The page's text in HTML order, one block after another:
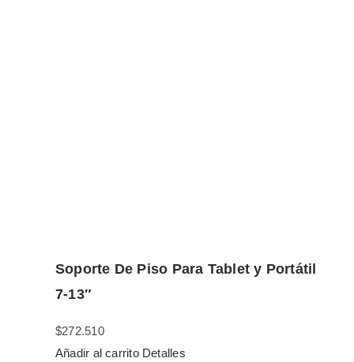
Soporte De Piso Para Tablet y Portátil
7-13″
$272.510
Añadir al carrito Detalles